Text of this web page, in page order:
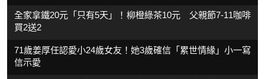
全家拿鐵20元「只有5天」！柳橙綠茶10元 父親節7-11咖啡
買2送2
71歲姜厚任認愛小24歲女友！她3歲確信「累世情緣」小一寫
信示愛